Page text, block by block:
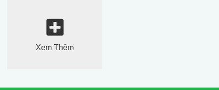
Xem Thêm